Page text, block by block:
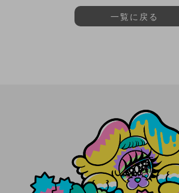
一覧に戻る